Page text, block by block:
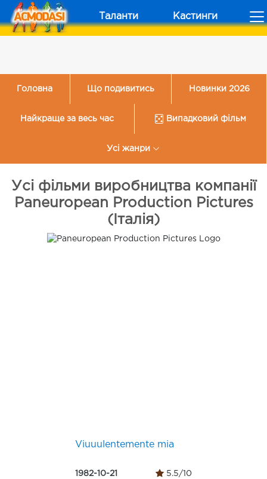
Таланти Кастинги
Головна Що подивитись Новинки 2026
Найкраще за весь час Випадковий фільм
Усі жанри
Усі фільми виробництва компанії
Paneuropean Production Pictures
(Італія)
Viuuulentemente mia
1982-10-21 5.5/10